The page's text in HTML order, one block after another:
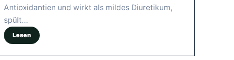
Antioxidantien und wirkt als mildes Diuretikum,
spült…
Lesen